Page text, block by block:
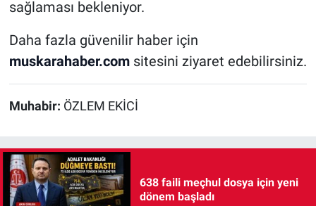
sağlaması bekleniyor.
Daha fazla güvenilir haber için
muskarahaber.com sitesini ziyaret edebilirsiniz.
Muhabir: ÖZLEM EKİCİ
638 faili meçhul dosya için yeni
dönem başladı